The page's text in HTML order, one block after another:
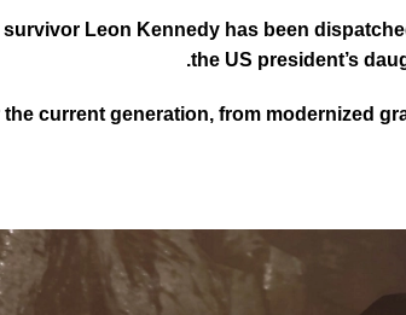
Leon Kennedy has been
the US president’s
current generation, from modernized